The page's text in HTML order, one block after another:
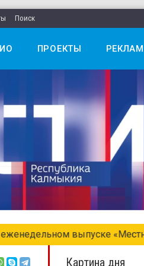
Поиск
ПРОЕКТЫ
время. Воскресенье»
Картина дня